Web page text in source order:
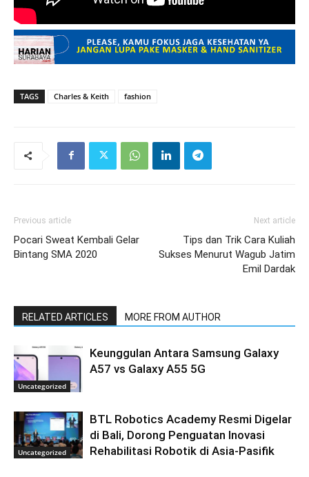
TAGS Charles & Keith fashion
Previous article
Pocari Sweat Kembali Gelar
Bintang SMA 2020
Next article
Tips dan Trik Cara Kuliah
Sukses Menurut Wagub Jatim
Emil Dardak
RELATED ARTICLES MORE FROM AUTHOR
Uncategorized
Keunggulan Antara Samsung Galaxy
A57 vs Galaxy A55 5G
Uncategorized
BTL Robotics Academy Resmi Digelar
di Bali, Dorong Penguatan Inovasi
Rehabilitasi Robotik di Asia-Pasifik